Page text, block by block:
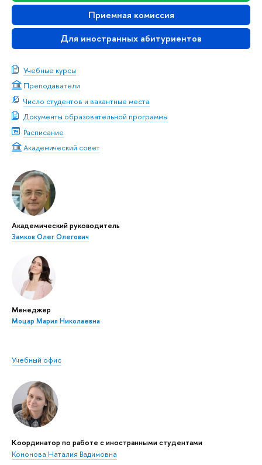
Приемная комиссия
Для иностранных абитуриентов
Учебные курсы
Преподаватели
Число студентов и вакантные места
Документы образовательной программы
Расписание
Академический совет
Академический руководитель
Замков Олег Олегович
Менеджер
Моцар Мария Николаевна
Учебный офис
Координатор по работе с иностранными студентами
Кононова Наталия Вадимовна